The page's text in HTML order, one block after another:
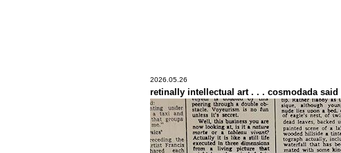
2026.05.26
retinally intellectual art . . . cosmodada said